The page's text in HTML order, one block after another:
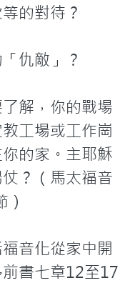
的對待？
仇敵」？
解，你的戰場
工場或工作崗
的家。主耶穌
？（馬太福音
音化從家中開
書七章12至17